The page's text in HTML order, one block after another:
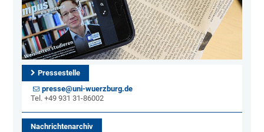
Pressestelle
presse@uni-wuerzburg.de
Tel. +49 931 31-86002
Nachrichtenarchiv